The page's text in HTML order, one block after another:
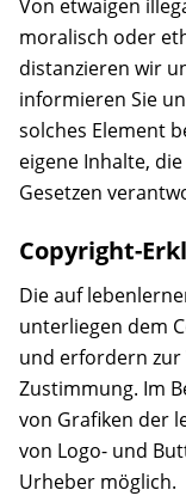
Von etwaigen
moralisch oder
distanzieren wir
informieren Sie
solches Element
eigene Inhalte,
Gesetzen
Copyright-
Die auf
unterliegen dem
und erfordern
Zustimmung. Im
von Grafiken der
von Logo- und
Urheber möglich.